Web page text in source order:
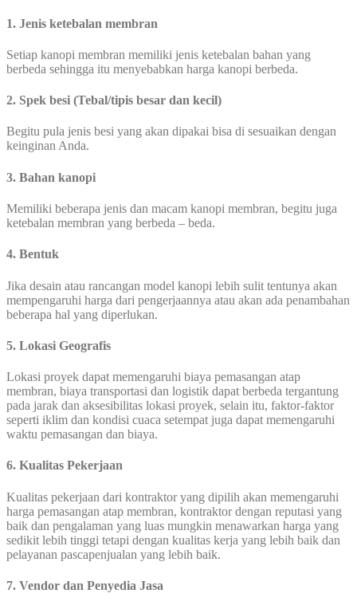
1. Jenis ketebalan membran
Setiap kanopi membran memiliki jenis ketebalan bahan yang
berbeda sehingga itu menyebabkan harga kanopi berbeda.
2. Spek besi (Tebal/tipis besar dan kecil)
Begitu pula jenis besi yang akan dipakai bisa di sesuaikan dengan
keinginan Anda.
3. Bahan kanopi
Memiliki beberapa jenis dan macam kanopi membran, begitu juga
ketebalan membran yang berbeda – beda.
4. Bentuk
Jika desain atau rancangan model kanopi lebih sulit tentunya akan
mempengaruhi harga dari pengerjaannya atau akan ada penambahan
beberapa hal yang diperlukan.
5. Lokasi Geografis
Lokasi proyek dapat memengaruhi biaya pemasangan atap
membran, biaya transportasi dan logistik dapat berbeda tergantung
pada jarak dan aksesibilitas lokasi proyek, selain itu, faktor-faktor
seperti iklim dan kondisi cuaca setempat juga dapat memengaruhi
waktu pemasangan dan biaya.
6. Kualitas Pekerjaan
Kualitas pekerjaan dari kontraktor yang dipilih akan memengaruhi
harga pemasangan atap membran, kontraktor dengan reputasi yang
baik dan pengalaman yang luas mungkin menawarkan harga yang
sedikit lebih tinggi tetapi dengan kualitas kerja yang lebih baik dan
pelayanan pascapenjualan yang lebih baik.
7. Vendor dan Penyedia Jasa